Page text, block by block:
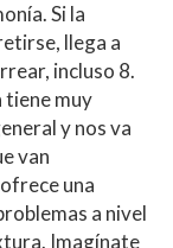
Si la
llega a
incluso 8.
tiene muy
y nos va
van
una
a nivel
Imagínate